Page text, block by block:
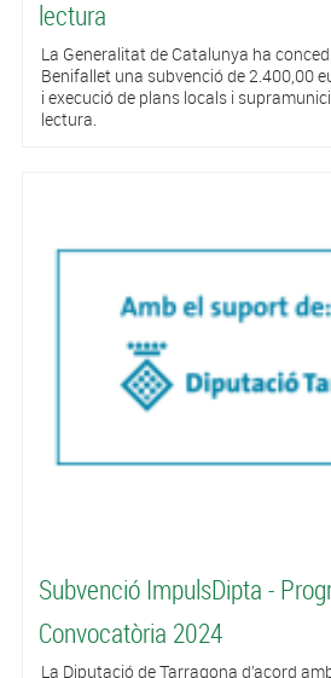
lectura
La Generalitat de Catalunya ha
Benifallet una subvenció de 2.400,00
i execució de plans locals i
lectura.
Subvenció ImpulsDipta -
Convocatòria 2024
La Diputació de Tarragona d’acord